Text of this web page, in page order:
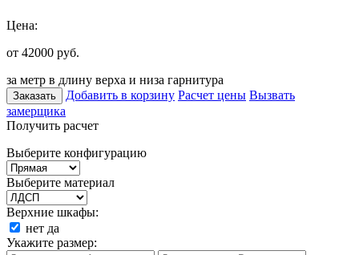
Цена:
от 42000 руб.
за метр в длину верха и низа гарнитура
Заказать Добавить в корзину Расчет цены Вызвать
замерщика
Получить расчет
Выберите конфигурацию
Выберите материал
Верхние шкафы:
нет да
Укажите размер: